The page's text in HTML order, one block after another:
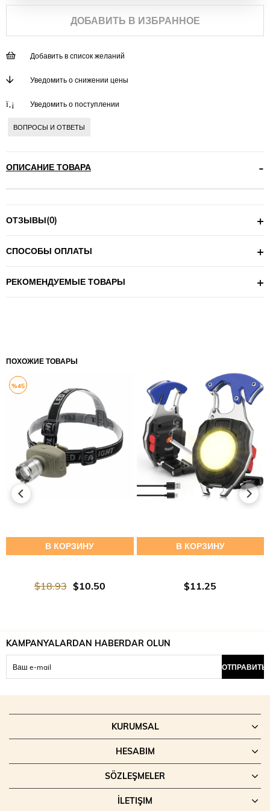
ДОБАВИТЬ В ИЗБРАННОЕ
Добавить в список желаний
Уведомить о снижении цены
Уведомить о поступлении
ВОПРОСЫ И ОТВЕТЫ
ОПИСАНИЕ ТОВАРА
ОТЗЫВЫ(0)
СПОСОБЫ ОПЛАТЫ
РЕКОМЕНДУЕМЫЕ ТОВАРЫ
ПОХОЖИЕ ТОВАРЫ
В КОРЗИНУ
$10.50
$18.93
%45
В КОРЗИНУ
$11.25
KAMPANYALARDAN HABERDAR OLUN
ОТПРАВИТЬ
KURUMSAL
HESABIM
SÖZLEŞMELER
İLETIŞIM